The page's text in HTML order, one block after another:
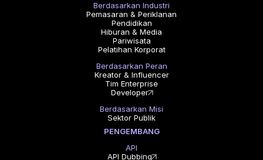
Berdasarkan Industri
Pemasaran & Periklanan
Pendidikan
Hiburan & Media
Pariwisata
Pelatihan Korporat
Berdasarkan Peran
Kreator & Influencer
Tim Enterprise
Developer
Berdasarkan Misi
Sektor Publik
PENGEMBANG
API
API Dubbing